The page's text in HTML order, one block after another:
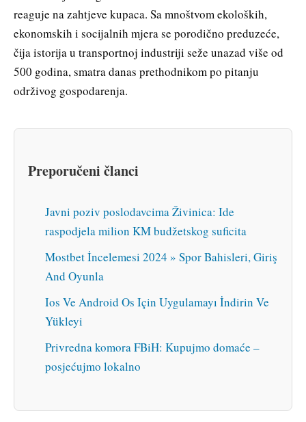
reaguje na zahtjeve kupaca. Sa mnoštvom ekoloških,
ekonomskih i socijalnih mjera se porodično preduzeće,
čija istorija u transportnoj industriji seže unazad više od
500 godina, smatra danas prethodnikom po pitanju
održivog gospodarenja.
Preporučeni članci
Javni poziv poslodavcima Živinica: Ide
raspodjela milion KM budžetskog suficita
Mostbet İncelemesi 2024 » Spor Bahisleri, Giriş
And Oyunla
Ios Ve Android Os Için Uygulamayı İndirin Ve
Yükleyi
Privredna komora FBiH: Kupujmo domaće –
posjećujmo lokalno